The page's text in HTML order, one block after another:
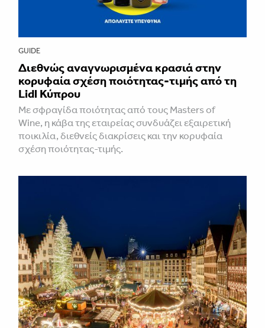
GUIDE
Διεθνώς αναγνωρισμένα κρασιά στην
κορυφαία σχέση ποιότητας-τιμής από τη
Lidl Κύπρου
Με σφραγίδα ποιότητας από τους Masters of
Wine, η κάβα της εταιρείας συνδυάζει εξαιρετική
ποικιλία, διεθνείς διακρίσεις και την κορυφαία
σχέση ποιότητας-τιμής.